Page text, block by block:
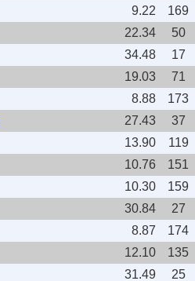
9.22
169
22.34
50
34.48
17
19.03
71
8.88
173
27.43
37
13.90
119
10.76
151
10.30
159
30.84
27
8.87
174
12.10
135
31.49
25